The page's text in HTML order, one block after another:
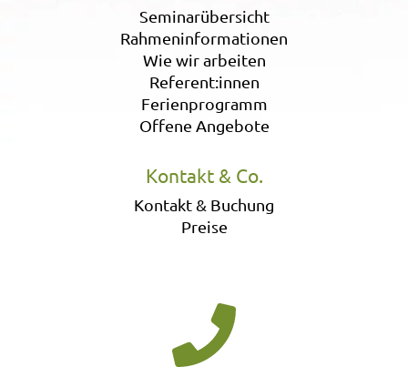
Seminarübersicht
Rahmeninformationen
Wie wir arbeiten
Referent:innen
Ferienprogramm
Offene Angebote
Kontakt & Co.
Kontakt & Buchung
Preise